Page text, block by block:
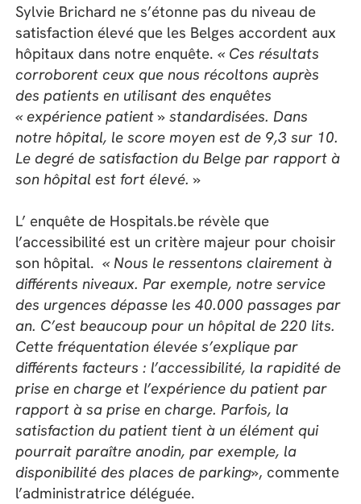
Sylvie Brichard ne s’étonne pas du niveau de
satisfaction élevé que les Belges accordent aux
hôpitaux dans notre enquête.« Ces résultats
corroborent ceux que nous récoltons auprès
des patients en utilisant des enquêtes
« expérience patient » standardisées. Dans
notre hôpital, le score moyen est de 9,3 sur 10.
Le degré de satisfaction du Belge par rapport à
son hôpital est fort élevé. »
L’ enquête de Hospitals.be révèle que
l’accessibilité est un critère majeur pour choisir
son hôpital. « Nous le ressentons clairement à
différents niveaux. Par exemple, notre service
des urgences dépasse les 40.000 passages par
an. C’est beaucoup pour un hôpital de 220 lits.
Cette fréquentation élevée s’explique par
différents facteurs : l’accessibilité, la rapidité de
prise en charge et l’expérience du patient par
rapport à sa prise en charge. Parfois, la
satisfaction du patient tient à un élément qui
pourrait paraître anodin, par exemple, la
disponibilité des places de parking», commente
l’administratrice déléguée.